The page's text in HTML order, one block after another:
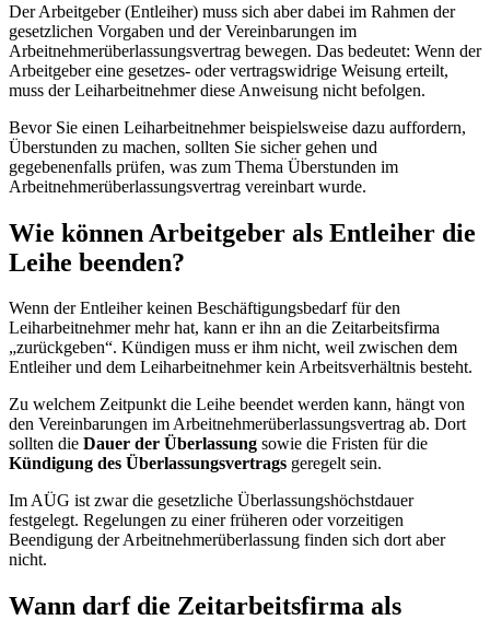
Der Arbeitgeber (Entleiher) muss sich aber dabei im Rahmen der
gesetzlichen Vorgaben und der Vereinbarungen im
Arbeitnehmerüberlassungsvertrag bewegen. Das bedeutet: Wenn der
Arbeitgeber eine gesetzes- oder vertragswidrige Weisung erteilt,
muss der Leiharbeitnehmer diese Anweisung nicht befolgen.
Bevor Sie einen Leiharbeitnehmer beispielsweise dazu auffordern,
Überstunden zu machen, sollten Sie sicher gehen und
gegebenenfalls prüfen, was zum Thema Überstunden im
Arbeitnehmerüberlassungsvertrag vereinbart wurde.
Wie können Arbeitgeber als Entleiher die
Leihe beenden?
Wenn der Entleiher keinen Beschäftigungsbedarf für den
Leiharbeitnehmer mehr hat, kann er ihn an die Zeitarbeitsfirma
„zurückgeben“. Kündigen muss er ihm nicht, weil zwischen dem
Entleiher und dem Leiharbeitnehmer kein Arbeitsverhältnis besteht.
Zu welchem Zeitpunkt die Leihe beendet werden kann, hängt von
den Vereinbarungen im Arbeitnehmerüberlassungsvertrag ab. Dort
sollten die Dauer der Überlassung sowie die Fristen für die
Kündigung des Überlassungsvertrags geregelt sein.
Im AÜG ist zwar die gesetzliche Überlassungshöchstdauer
festgelegt. Regelungen zu einer früheren oder vorzeitigen
Beendigung der Arbeitnehmerüberlassung finden sich dort aber
nicht.
Wann darf die Zeitarbeitsfirma als